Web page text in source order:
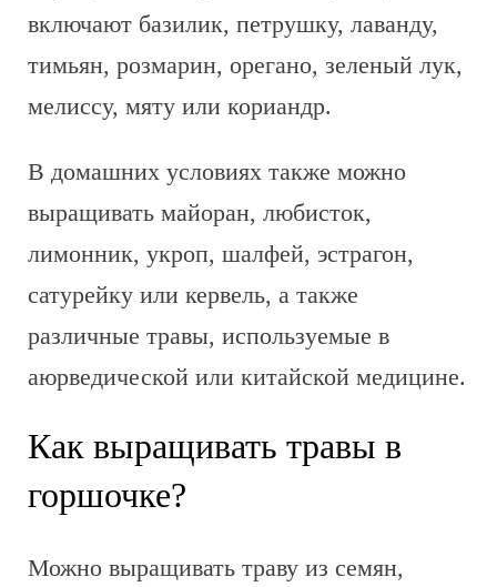
включают базилик, петрушку, лаванду,
тимьян, розмарин, орегано, зеленый лук,
мелиссу, мяту или кориандр.
В домашних условиях также можно
выращивать майоран, любисток,
лимонник, укроп, шалфей, эстрагон,
сатурейку или кервель, а также
различные травы, используемые в
аюрведической или китайской медицине.
Как выращивать травы в
горшочке?
Можно выращивать траву из семян,